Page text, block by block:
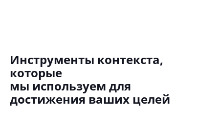
Инструменты контекста,
которые
мы используем для
достижения ваших целей